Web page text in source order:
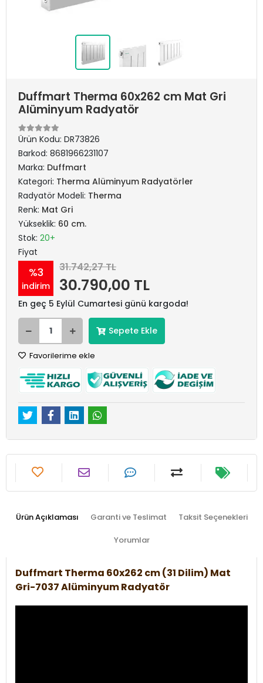
Duffmart Therma 60x262 cm Mat Gri
Alüminyum Radyatör
Ürün Kodu: DR73826
Barkod: 8681966231107
Marka: Duffmart
Kategori: Therma Alüminyum Radyatörler
Radyatör Modeli: Therma
Renk: Mat Gri
Yükseklik: 60 cm.
Stok: 20+
Fiyat
%3
indirim
31.742,27 TL
30.790,00 TL
En geç 5 Eylül Cumartesi günü kargoda!
Sepete Ekle
Favorilerime ekle
Ürün Açıklaması Garanti ve Teslimat Taksit Seçenekleri
Yorumlar
Duffmart Therma 60x262 cm (31 Dilim) Mat
Gri-7037 Alüminyum Radyatör